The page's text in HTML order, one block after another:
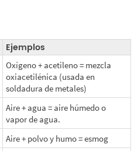
Ejemplos
Oxígeno + acetileno = mezcla
oxiacetilénica (usada en
soldadura de metales)
Aire + agua = aire húmedo o
vapor de agua.
Aire + polvo y humo = esmog